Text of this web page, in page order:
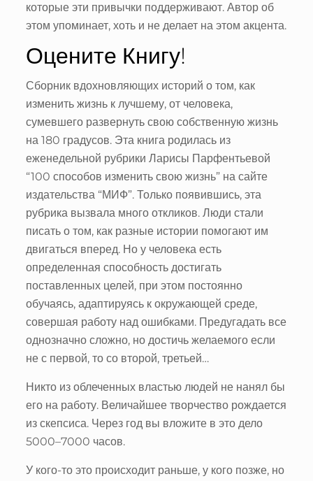
которые эти привычки поддерживают. Автор об
этом упоминает, хоть и не делает на этом акцента.
Оцените Книгу!
Сборник вдохновляющих историй о том, как
изменить жизнь к лучшему, от человека,
сумевшего развернуть свою собственную жизнь
на 180 градусов. Эта книга родилась из
еженедельной рубрики Ларисы Парфентьевой
“100 способов изменить свою жизнь” на сайте
издательства “МИФ”. Только появившись, эта
рубрика вызвала много откликов. Люди стали
писать о том, как разные истории помогают им
двигаться вперед. Но у человека есть
определенная способность достигать
поставленных целей, при этом постоянно
обучаясь, адаптируясь к окружающей среде,
совершая работу над ошибками. Предугадать все
однозначно сложно, но достичь желаемого если
не с первой, то со второй, третьей…
Никто из облеченных властью людей не нанял бы
его на работу. Величайшее творчество рождается
из скепсиса. Через год вы вложите в это дело
5000–7000 часов.
У кого-то это происходит раньше, у кого позже, но